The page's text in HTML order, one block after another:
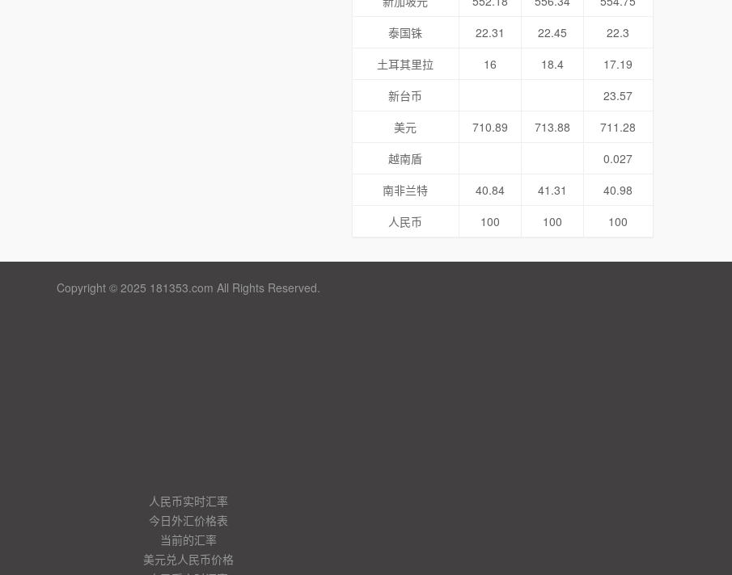
泰国铢
22.31 22.45
22.3
土耳其里拉
16 18.4
17.19
新台币
23.57
美元
710.89 713.88
711.28
越南盾
0.027
南非兰特
40.84 41.31
40.98
人民币
100 100 100
Copyright © 2025 181353.com All Rights Reserved.
人民币实时汇率
今日外汇价格表
当前的汇率
美元兑人民币价格